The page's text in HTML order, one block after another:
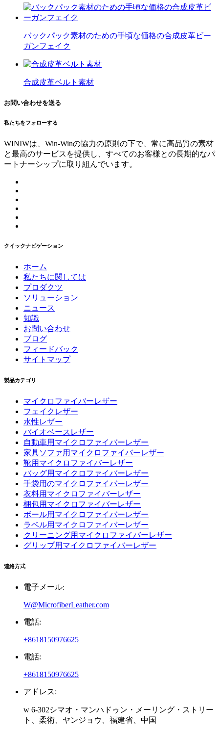
バックパック素材のための手頃な価格の合成皮革ビー
ガンフェイク
合成皮革ベルト素材
お問い合わせを送る
私たちをフォローする
WINIWは、Win-Winの協力の原則の下で、常に高品質の素材
と最高のサービスを提供し、すべてのお客様との長期的なパ
ートナーシップに取り組んでいます。
クイックナビゲーション
ホーム
私たちに関しては
プロダクツ
ソリューション
ニュース
知識
お問い合わせ
ブログ
フィードバック
サイトマップ
製品カテゴリ
マイクロファイバーレザー
フェイクレザー
水性レザー
バイオベースレザー
自動車用マイクロファイバーレザー
家具ソファ用マイクロファイバーレザー
靴用マイクロファイバーレザー
バッグ用マイクロファイバーレザー
手袋用のマイクロファイバーレザー
衣料用マイクロファイバーレザー
梱包用マイクロファイバーレザー
ボール用マイクロファイバーレザー
ラベル用マイクロファイバーレザー
クリーニング用マイクロファイバーレザー
グリップ用マイクロファイバーレザー
連絡方式
電子メール:
W@MicrofiberLeather.com
電話:
+8618150976625
電話:
+8618150976625
アドレス:
w 6-302シマオ・マンハドゥン・メーリング・ストリー
ト、柔術、ヤンジョウ、福建省、中国